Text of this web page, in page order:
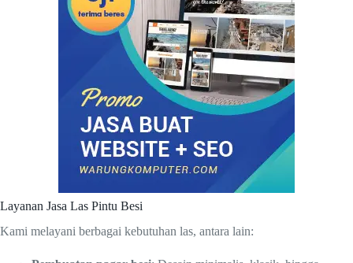
Layanan Jasa Las Pintu Besi
Kami melayani berbagai kebutuhan las, antara lain: